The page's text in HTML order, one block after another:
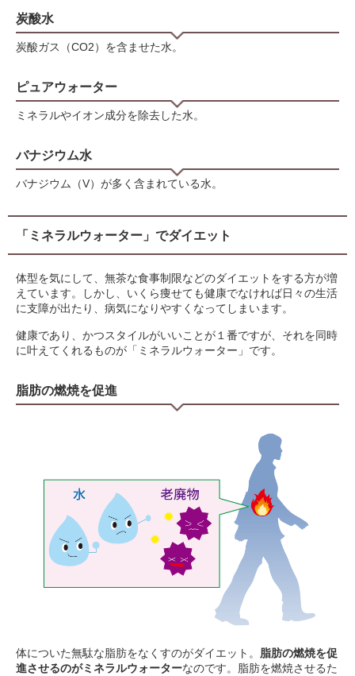
炭酸水
炭酸ガス（CO2）を含ませた水。
ピュアウォーター
ミネラルやイオン成分を除去した水。
バナジウム水
バナジウム（V）が多く含まれている水。
「ミネラルウォーター」でダイエット
体型を気にして、無茶な食事制限などのダイエットをする方が増
えています。しかし、いくら痩せても健康でなければ日々の生活
に支障が出たり、病気になりやすくなってしまいます。
健康であり、かつスタイルがいいことが１番ですが、それを同時
に叶えてくれるものが「ミネラルウォーター」です。
脂肪の燃焼を促進
体についた無駄な脂肪をなくすのがダイエット。 脂肪の燃焼を促
進させるのがミネラルウォーターなのです。脂肪を燃焼させるた